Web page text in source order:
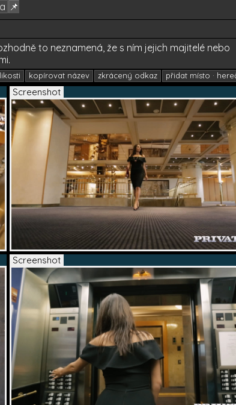
📌
to neznamená, že s ním jejich majitelé nebo
kopírovat název zkrácený odkaz přidat místo ·
Screenshot
Screenshot